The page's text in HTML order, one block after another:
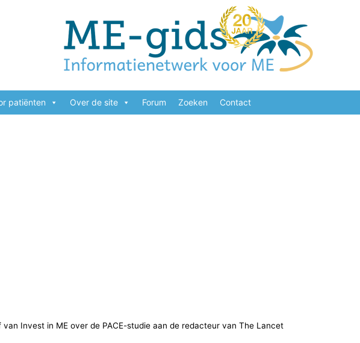
patiënten Over de site Forum Zoeken Contact
van Invest in ME over de PACE-studie aan de redacteur van The Lancet